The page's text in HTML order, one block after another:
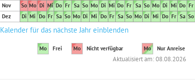
Nov
So Mo Di Mi Do Fr Sa So Mo Di Mi Do Fr Sa So Mo Di Mi Do Fr
Dez
Di Mi Do Fr Sa So Mo Di Mi Do Fr Sa So Mo Di Mi Do Fr Sa So
Kalender für das nächste Jahr einblenden
Mo Frei Mo Nicht verfügbar Mo Nur Anreise
Aktualisiert am: 08.08.2026